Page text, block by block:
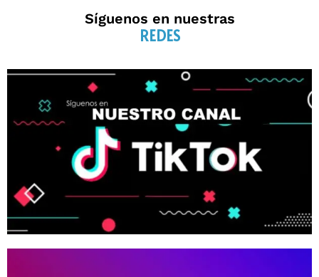
Síguenos en nuestras
REDES